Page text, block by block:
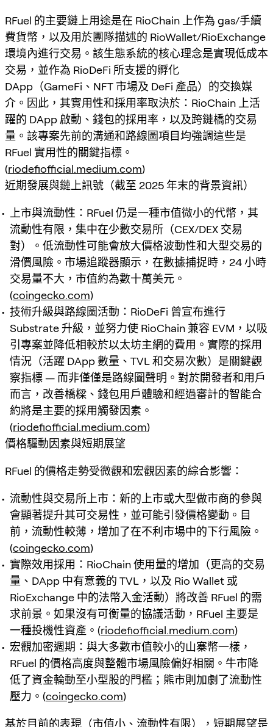
RFuel 的主要鏈上用途是在 RioChain 上作為 gas/手續
費貨幣，以及用於團隊描述的 RioWallet/RioExchange
環境內進行交易。該生態系統的核心理念是實現低成本
交易，並作為 RioDeFi 所支援的孵化
DApp（GameFi、NFT 市場及 DeFi 產品）的交換媒
介。因此，其實用性和採用率取決於：RioChain 上活
躍的 DApp 啟動、錢包的採用率，以及跨鏈橋的交易
量。該專案先前的溝通和路線圖項目均強調這些是
RFuel 實用性的關鍵指標。
(riodefiofficial.medium.com)
近期發展與鏈上訊號（截至 2025 年末的背景資訊）
上市與流動性：RFuel 仍是一種市值微小的代幣，其
流動性有限，集中在少數交易所（CEX/DEX 交易
對）。低流動性可能會放大價格波動性和大型交易的
滑價風險。市場追蹤器顯示，在數據捕捉時，24 小時
交易量不大，市值約為數十萬美元。
(coingecko.com)
技術升級與路線圖活動：RioDeFi 曾宣布進行
Substrate 升級，並努力使 RioChain 兼容 EVM，以吸
引專案並降低相較於以太坊主網的費用。實際的採用
情況（活躍 DApp 數量、TVL 和交易次數）是關鍵觀
察指標 — 而非僅僅是路線圖聲明。對於開發者和用戶
而言，改善橋樑、錢包用戶體驗和經過審計的智能合
約將是主要的採用觸發因素。
(riodefiofficial.medium.com)
價格驅動因素與短期展望
RFuel 的價格走勢受微觀和宏觀因素的綜合影響：
流動性與交易所上市：新的上市或大型做市商的參與
會顯著提升其可交易性，並可能引發價格變動。目
前，流動性較薄，增加了在不利市場中的下行風險。
(coingecko.com)
實際效用採用：RioChain 使用量的增加（更高的交易
量、DApp 中有意義的 TVL，以及 Rio Wallet 或
RioExchange 中的法幣入金活動）將改善 RFuel 的需
求前景。如果沒有可衡量的協議活動，RFuel 主要是
一種投機性資產。(riodefiofficial.medium.com)
宏觀加密週期：與大多數市值較小的山寨幣一樣，
RFuel 的價格高度與整體市場風險偏好相關。牛市降
低了資金輪動至小型股的門檻；熊市則加劇了流動性
壓力。(coingecko.com)
基於目前的表現（市值小、流動性有限），短期展望是